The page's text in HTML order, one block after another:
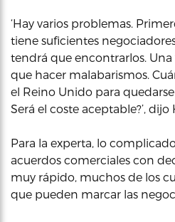
‘Hay varios problemas.
tiene suficientes
tendrá que encontrarlos.
que hacer malabarismos.
el Reino Unido para
Será el coste aceptable?’,
Para la experta, lo
acuerdos comerciales con
muy rápido, muchos de los
que pueden marcar las